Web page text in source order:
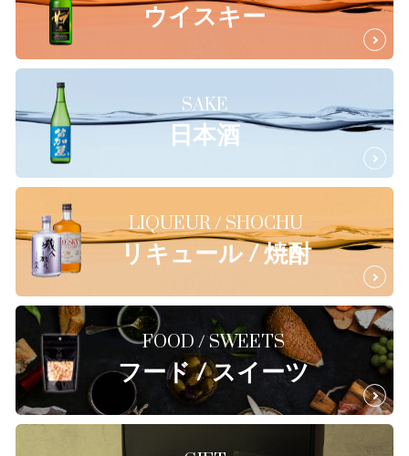
ウイスキー
SAKE
日本酒
LIQUEUR / SHOCHU
リキュール / 焼酎
FOOD / SWEETS
フード / スイーツ